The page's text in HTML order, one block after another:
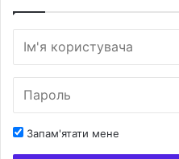
х
н
в
в
и
Запам'ятати мене